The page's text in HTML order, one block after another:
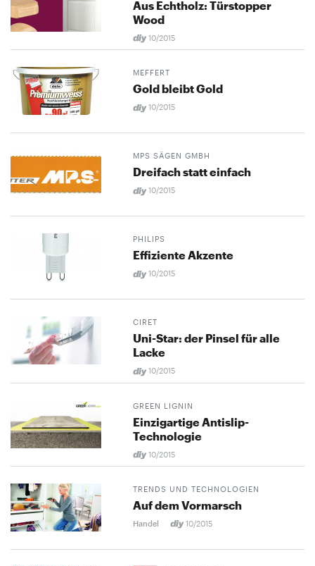
Aus Echtholz: Türstopper
Wood
10/2015
MEFFERT
Gold bleibt Gold
10/2015
MPS SÄGEN GMBH
Dreifach statt einfach
10/2015
PHILIPS
Effiziente Akzente
10/2015
CIRET
Uni-Star: der Pinsel für alle
Lacke
10/2015
GREEN LIGNIN
Einzigartige Antislip-
Technologie
10/2015
TRENDS UND TECHNOLOGIEN
Auf dem Vormarsch
Handel 10/2015